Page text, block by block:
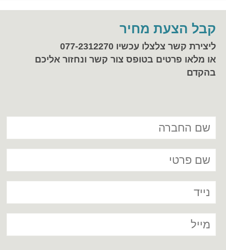
קבל הצעת מחיר
ליצירת קשר צלצלו עכשיו 077-2312270
או מלאו פרטים בטופס צור קשר ונחזור אליכם
בהקדם